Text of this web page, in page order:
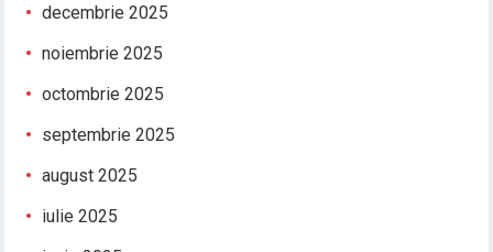
decembrie 2025
noiembrie 2025
octombrie 2025
septembrie 2025
august 2025
iulie 2025